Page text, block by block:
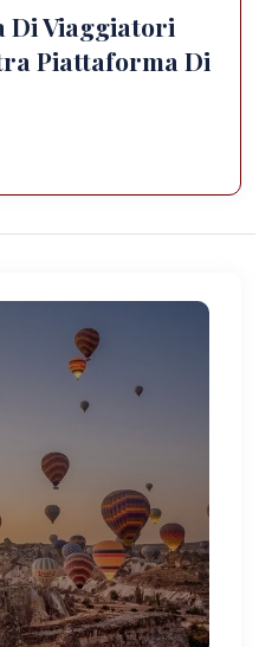
Di Viaggiatori
Piattaforma Di